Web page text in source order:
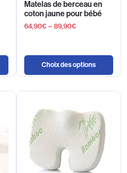
Matelas de berceau en
coton jaune pour bébé
64,90€ – 89,90€
Choix des options